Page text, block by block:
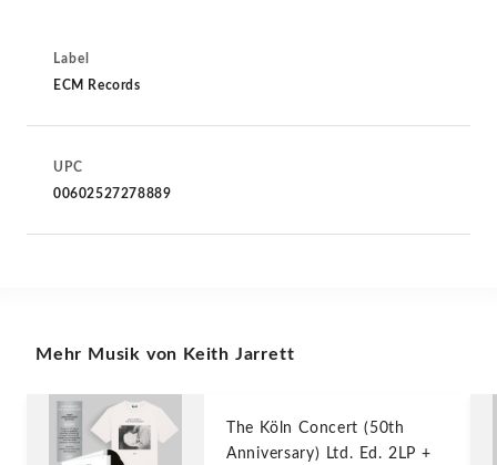
Label
ECM Records
UPC
00602527278889
Mehr Musik von Keith Jarrett
The Köln Concert (50th
Anniversary) Ltd. Ed. 2LP +